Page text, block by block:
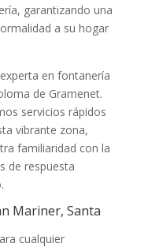
garantizando una
a su hogar
en fontanería
de Gramenet.
servicios rápidos
vibrante zona,
familiaridad con la
de respuesta
Mariner, Santa
cualquier